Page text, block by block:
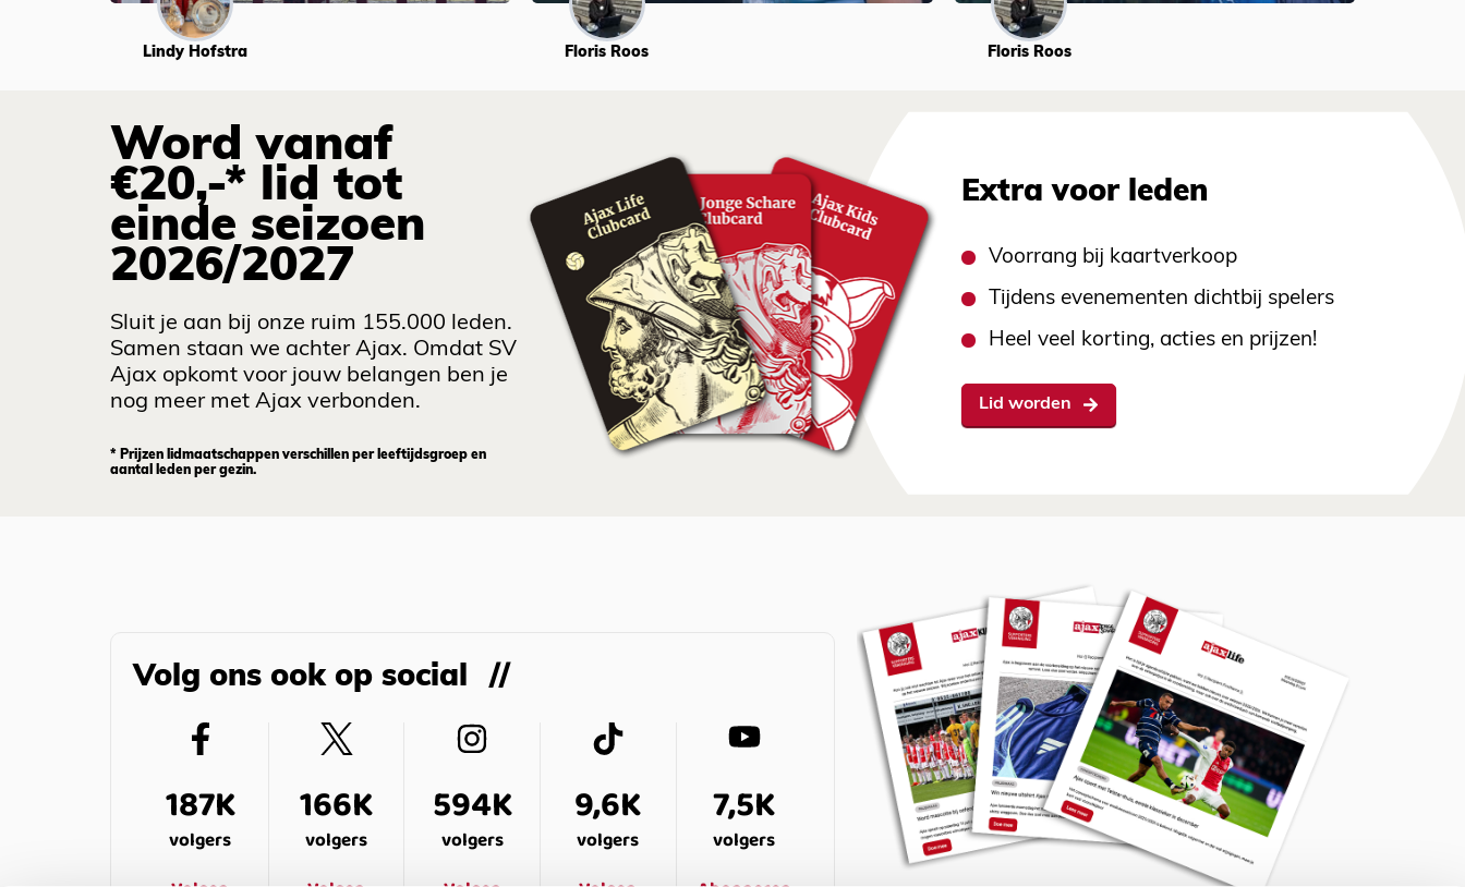
Lindy Hofstra Floris Roos Floris Roos
Word vanaf
€20,-* lid tot
einde seizoen
2026/2027
Sluit je aan bij onze ruim 155.000 leden.
Samen staan we achter Ajax. Omdat SV
Ajax opkomt voor jouw belangen ben je
nog meer met Ajax verbonden.
* Prijzen lidmaatschappen verschillen per leeftijdsgroep en
aantal leden per gezin.
Extra voor leden
Voorrang bij kaartverkoop
Tijdens evenementen dichtbij spelers
Heel veel korting, acties en prijzen!
Lid worden
Volg ons ook op social
187K
volgers
166K
volgers
594K
volgers
9,6K
volgers
7,5K
volgers